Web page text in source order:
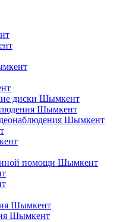
диски Шымкент
Шымкент
Шымкент
помощи Шымкент
Шымкент
Шымкент